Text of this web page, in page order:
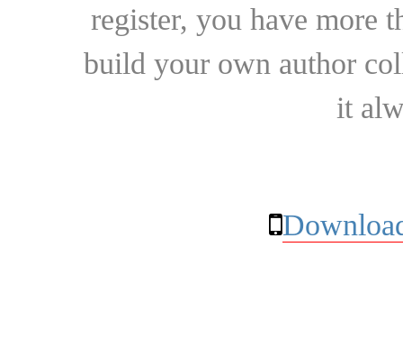
register, you have more
build your own author
it